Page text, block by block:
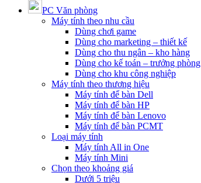
PC Văn phòng
Máy tính theo nhu cầu
Dùng chơi game
Dùng cho marketing – thiết kế
Dùng cho thu ngân – kho hàng
Dùng cho kế toán – trưởng phòng
Dùng cho khu công nghiệp
Máy tính theo thương hiệu
Máy tính để bàn Dell
Máy tính để bàn HP
Máy tính để bàn Lenovo
Máy tính để bàn PCMT
Loại máy tính
Máy tính All in One
Máy tính Mini
Chọn theo khoảng giá
Dưới 5 triệu